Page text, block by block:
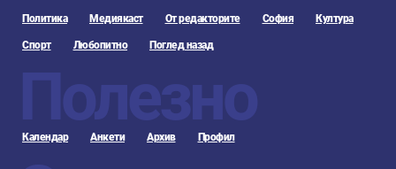
Политика Медиякаст От редакторите София Култура
Спорт Любопитно Поглед назад
Полезно
Календар Анкети Архив Профил